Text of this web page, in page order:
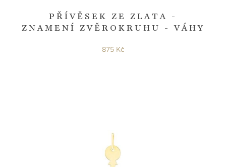
PŘÍVĚSEK ZE ZLATA -
ZNAMENÍ ZVĚROKRUHU - VÁHY
875 Kč